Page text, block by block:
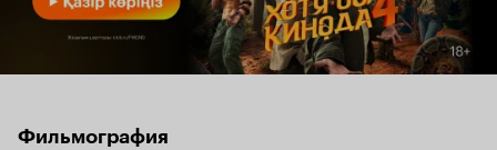
Фильмография